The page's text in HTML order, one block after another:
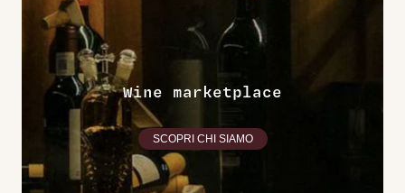
Wine marketplace
SCOPRI CHI SIAMO